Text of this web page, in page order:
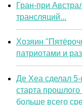
Гран-при
трансляций...
Хозяин
патриотами и
Де Хеа сделал
старта
больше всего